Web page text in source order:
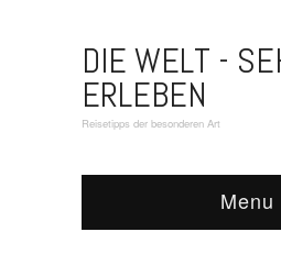
DIE WELT -
ERLEBEN
Reisetipps der besonderen Art
Menu